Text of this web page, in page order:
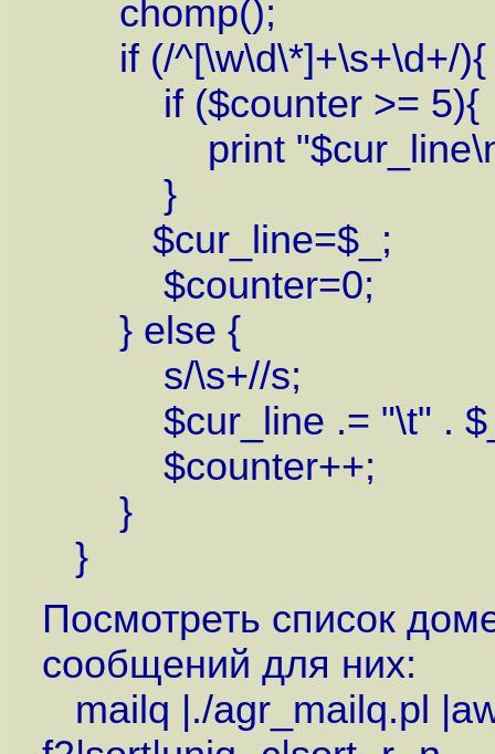
chomp();
if (/^[\w\d\*]+\s+\d+/){
if ($counter >= 5){
print
}
$cur_line=$_;
$counter=0;
} else {
s/\s+//s;
$cur_line .= "\t" .
$counter++;
}
}
Посмотреть список
сообщений для них:
mailq |./agr_mailq.pl